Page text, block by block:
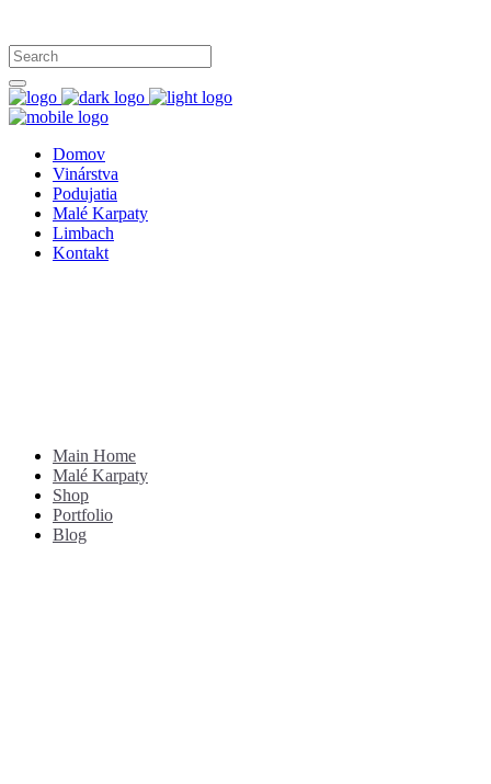
Domov
Vinárstva
Podujatia
Malé Karpaty
Limbach
Kontakt
Main Home
Malé Karpaty
Shop
Portfolio
Blog